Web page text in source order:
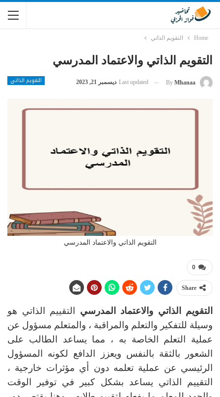
Home التقويم الذاتي
التقويم الذاتي والاعتماد المدرسي
التقويم الذاتي By Mhanaa
Last updated ديسمبر 21, 2023
التقويم الذاتي والاعتماد المدرسي
0
Share
التقويم الذاتي والاعتماد المدرسي
التقييم الذاتي هو
وسيلة للتفكير والتعلم والمراقبة ، والمتعلم مسؤول عن
عملية التعلم الخاصة به ، مما يساعد الطالب على
الشعور بالثقة بالنفس ويعزز الدافع لكونه المسؤول
الرئيسي عن عملية تعلمه دون أي مؤثرات خارجية ،
التقييم الذاتي يساعد بشكل كبير في توفير الوقت